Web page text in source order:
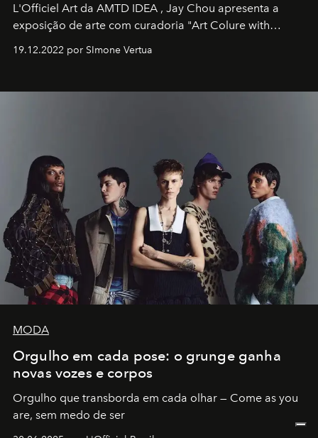
L'Officiel Art da AMTD IDEA , Jay Chou apresenta a
exposição de arte com curadoria "Art Colure with
19.12.2022 por SImone Vertua
MODA
Orgulho em cada pose: o grunge ganha
novas vozes e corpos
Orgulho que transborda em cada olhar — Come as you
are, sem medo de ser